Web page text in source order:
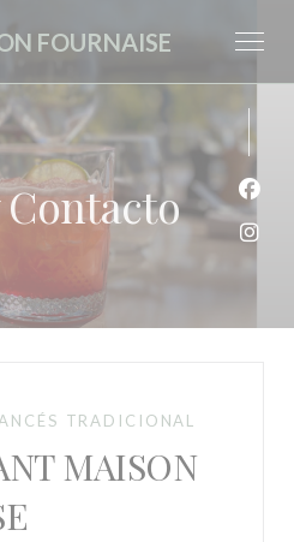
FOURNAISE
Contacto
TRADICIONAL
MAISON